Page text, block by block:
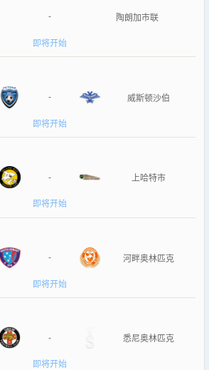
- 陶朗加市联
即将开始
- 威斯顿沙伯
即将开始
- 上哈特市
即将开始
- 河畔奥林匹克
即将开始
- 悉尼奥林匹克
即将开始